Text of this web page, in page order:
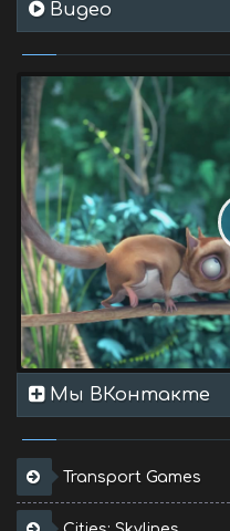
Видео
Мы ВКонтакте
Transport Games